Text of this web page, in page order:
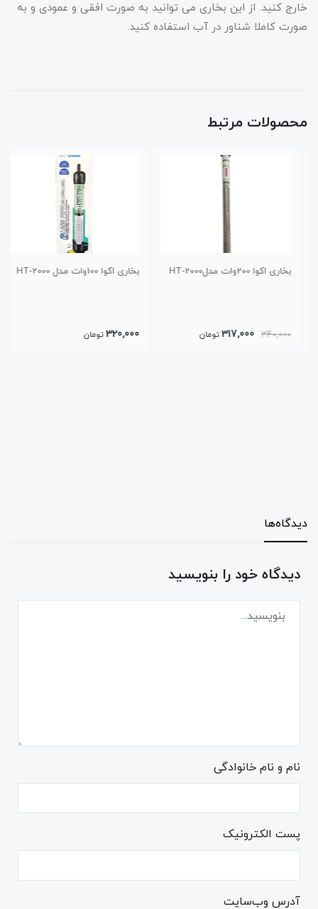
خارج کنید. از این بخاری می توانید به صورت افقی و عمودی و به
صورت کاملا شناور در آب استفاده کنید.
محصولات مرتبط
بخاری اکوا 200وات مدلHT-2000
340,000
317,000 تومان
بخاری اکوا 100وات مدل HT-2000
320,000 تومان
دیدگاه‌ها
دیدگاه خود را بنویسید
نام و نام خانوادگی
پست الکترونیک
آدرس وب‌سایت